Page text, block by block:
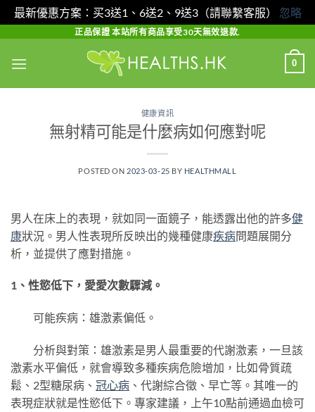
最新優惠方案：买3送1、6送2、9送3（請聯繫客服） 忽略
content
正品保證 本站所有商品享受30天無效退款.
0
健康資訊
無射精可能是什麼病如何應對呢
POSTED ON 2023-03-25 BY HEALTHMALL
男人在床上的表現，就如同一面鏡子，能透露出他的許多健
康狀況。男人性表現所反映出的幾種健康疾病問題展開分
析，並提供了應對措施。
1、性慾低下，愛愛次數驟減。
可能疾病：雄激素偏低。
分析與對策：雄激素是男人最重要的代謝激素，一旦該
激素水平偏低，就會導致多種疾病危險增加，比如骨質疏
鬆、2型糖尿病、 冠心病 、代謝綜合徵、早亡等。其唯一的
表現症狀就是性慾低下。專家建議，上午10點前通過血檢可